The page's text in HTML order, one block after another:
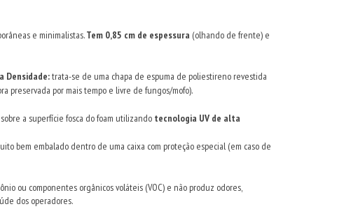
e minimalistas.Tem 0,85 cm de espessura (olhando de frente) e
Densidade:trata-se de uma chapa de espuma de poliestireno revestida
preservada por mais tempo e livre de fungos/mofo).
a superfície fosca do foam utilizando tecnologia UV de alta
bem embalado dentro de uma caixa com proteção especial (em caso de
ou componentes orgânicos voláteis (VOC) e não produz odores,
dos operadores.